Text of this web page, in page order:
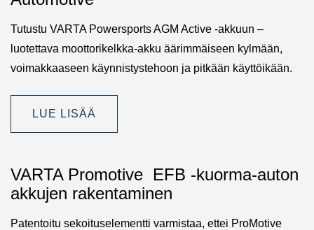
Tutustu VARTA Powersports AGM Active -akkuun –
luotettava moottorikelkka-akku äärimmäiseen kylmään,
voimakkaaseen käynnistystehoon ja pitkään käyttöikään.
LUE LISÄÄ
VARTA Promotive EFB -kuorma-auton
akkujen rakentaminen
Patentoitu sekoituselementti varmistaa, ettei ProMotive